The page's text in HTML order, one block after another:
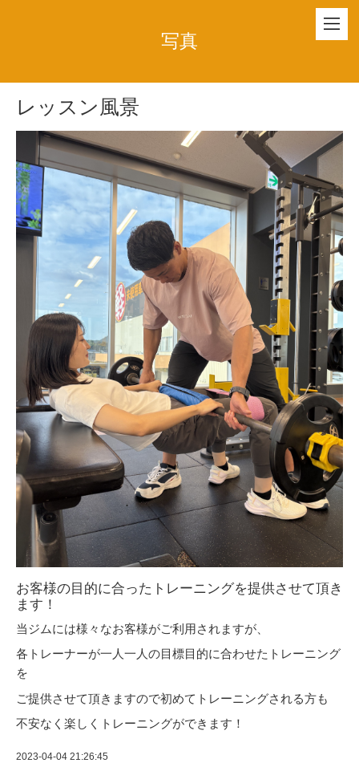
写真
レッスン風景
お客様の目的に合ったトレーニングを提供させて頂き
ます！
当ジムには様々なお客様がご利用されますが、
各トレーナーが一人一人の目標目的に合わせたトレーニング
を
ご提供させて頂きますので初めてトレーニングされる方も
不安なく楽しくトレーニングができます！
2023-04-04 21:26:45